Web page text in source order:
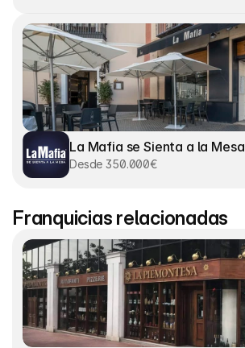
La Mafia se Sienta a la Mesa
Desde 350.000€
Franquicias relacionadas